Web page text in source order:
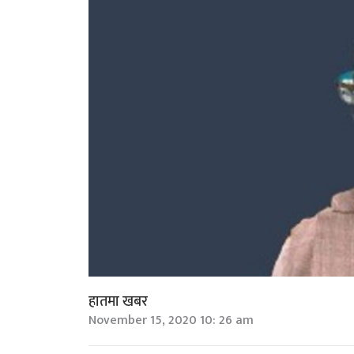
हातमा खबर
November 15, 2020 10: 26 am